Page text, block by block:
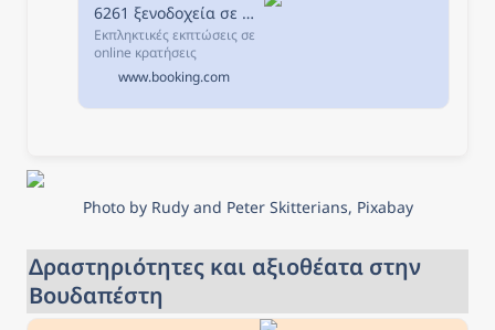
6261 ξενοδοχεία σε Βουδαπέστη, Ουγγαρία.
Εκπληκτικές εκπτώσεις σε
online κρατήσεις
ξενοδοχείων σε
Βουδαπέστη, Ουγγαρία.
Διαθεσιμότητα και
www.booking.com
Photo by Rudy and Peter Skitterians, Pixabay
Δραστηριότητες και αξιοθέατα στην
Βουδαπέστη